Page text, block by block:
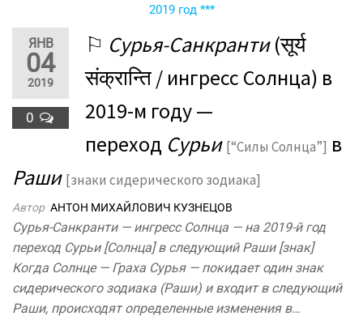
ЯНВ
04
2019
0
⚐ Сурья-Санкранти(सूर्य
संक्रान्ति / ингресс Солнца) в
2019-м году —
переход Сурьи [“Силы Солнца”] в
Раши [знаки сидерического зодиака]
Автор АНТОН МИХАЙЛОВИЧ КУЗНЕЦОВ
Сурья-Санкранти — ингресс Солнца — на 2019-й год
переход Сурьи [Солнца] в следующий Раши [знак]
Когда Солнце — Граха Сурья — покидает один знак
сидерического зодиака (Раши) и входит в следующий
Раши, происходят определенные изменения в…